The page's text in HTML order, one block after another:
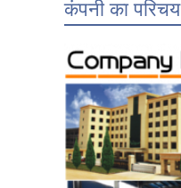
कंपनी का परिचय